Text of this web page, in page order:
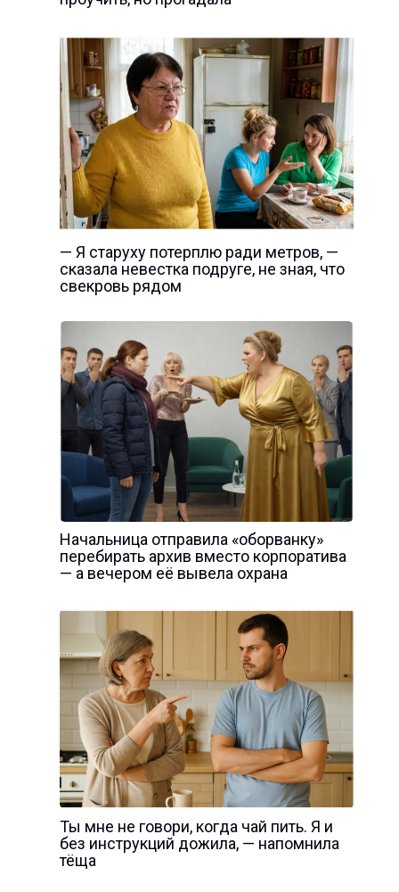
— Я старуху потерплю ради метров, —
сказала невестка подруге, не зная, что
свекровь рядом
Начальница отправила «оборванку»
перебирать архив вместо корпоратива
— а вечером её вывела охрана
Ты мне не говори, когда чай пить. Я и
без инструкций дожила, — напомнила
тёща